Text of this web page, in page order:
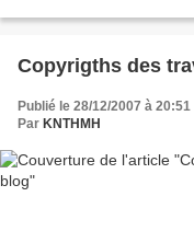
Copyrigths des
Publié le 28/12/2007 à 20:51
Par KNTHMH